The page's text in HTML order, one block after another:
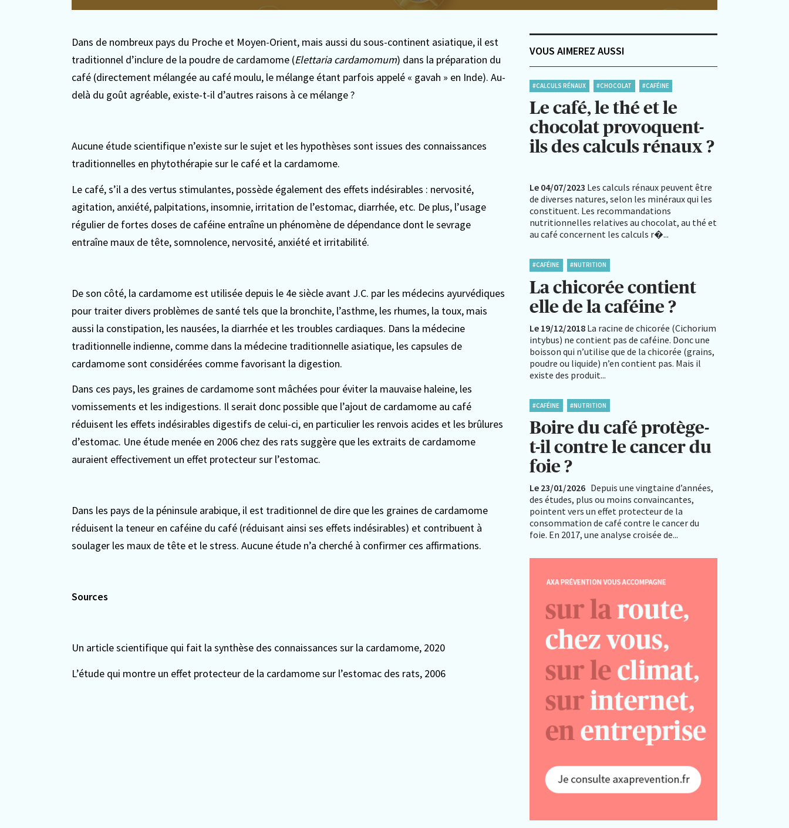
Dans de nombreux pays du Proche et Moyen-Orient, mais aussi du sous-continent asiatique, il est
traditionnel d’inclure de la poudre de cardamome (Elettaria cardamomum) dans la préparation du
café (directement mélangée au café moulu, le mélange étant parfois appelé « gavah » en Inde). Au-
delà du goût agréable, existe-t-il d’autres raisons à ce mélange ?
Aucune étude scientifique n’existe sur le sujet et les hypothèses sont issues des connaissances
traditionnelles en phytothérapie sur le café et la cardamome.
Le café, s’il a des vertus stimulantes, possède également des effets indésirables : nervosité,
agitation, anxiété, palpitations, insomnie, irritation de l’estomac, diarrhée, etc. De plus, l’usage
régulier de fortes doses de caféine entraîne un phénomène de dépendance dont le sevrage
entraîne maux de tête, somnolence, nervosité, anxiété et irritabilité.
De son côté, la cardamome est utilisée depuis le 4e siècle avant J.C. par les médecins ayurvédiques
pour traiter divers problèmes de santé tels que la bronchite, l’asthme, les rhumes, la toux, mais
aussi la constipation, les nausées, la diarrhée et les troubles cardiaques. Dans la médecine
traditionnelle indienne, comme dans la médecine traditionnelle asiatique, les capsules de
cardamome sont considérées comme favorisant la digestion.
Dans ces pays, les graines de cardamome sont mâchées pour éviter la mauvaise haleine, les
vomissements et les indigestions. Il serait donc possible que l’ajout de cardamome au café
réduisent les effets indésirables digestifs de celui-ci, en particulier les renvois acides et les brûlures
d’estomac. Une étude menée en 2006 chez des rats suggère que les extraits de cardamome
auraient effectivement un effet protecteur sur l’estomac.
Dans les pays de la péninsule arabique, il est traditionnel de dire que les graines de cardamome
réduisent la teneur en caféine du café (réduisant ainsi ses effets indésirables) et contribuent à
soulager les maux de tête et le stress. Aucune étude n’a cherché à confirmer ces affirmations.
Sources
Un article scientifique qui fait la synthèse des connaissances sur la cardamome, 2020
L’étude qui montre un effet protecteur de la cardamome sur l’estomac des rats, 2006
VOUS AIMEREZ AUSSI
#CALCULS RÉNAUX #CHOCOLAT #CAFÉINE
Le café, le thé et le
chocolat provoquent-
ils des calculs rénaux ?
Le 04/07/2023 Les calculs rénaux peuvent être
de diverses natures, selon les minéraux qui les
constituent. Les recommandations
nutritionnelles relatives au chocolat, au thé et
au café concernent les calculs r�...
#CAFÉINE #NUTRITION
La chicorée contient
elle de la caféine ?
Le 19/12/2018 La racine de chicorée (Cichorium
intybus) ne contient pas de caféine. Donc une
boisson qui n’utilise que de la chicorée (grains,
poudre ou liquide) n’en contient pas. Mais il
existe des produit...
#CAFÉINE #NUTRITION
Boire du café protège-
t-il contre le cancer du
foie ?
Le 23/01/2026 Depuis une vingtaine d’années,
des études, plus ou moins convaincantes,
pointent vers un effet protecteur de la
consommation de café contre le cancer du
foie. En 2017, une analyse croisée de...